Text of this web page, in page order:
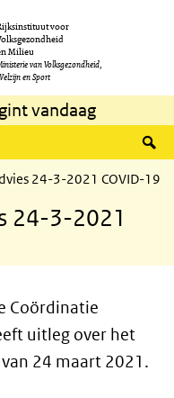
voor
Milieu
van Volksgezondheid,
en Sport
vandaag
24-3-2021 COVID-19
24-3-2021
Coördinatie
uitleg over het
24 maart 2021.